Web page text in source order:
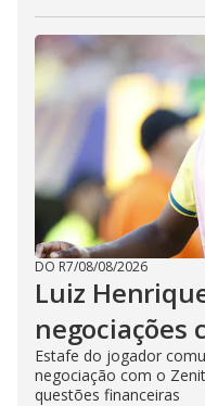
DO R7/08/08/2026
Luiz
negociações
Estafe do jogador
negociação com o
questões financeiras